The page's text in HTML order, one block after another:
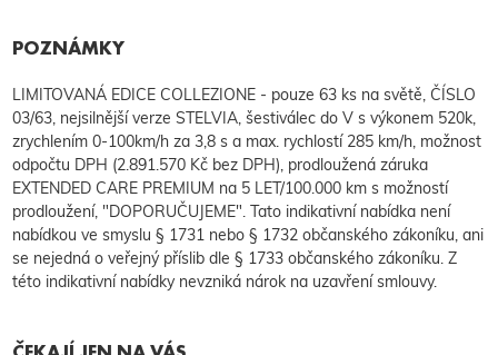
POZNÁMKY
LIMITOVANÁ EDICE COLLEZIONE - pouze 63 ks na světě, ČÍSLO
03/63, nejsilnější verze STELVIA, šestiválec do V s výkonem 520k,
zrychlením 0-100km/h za 3,8 s a max. rychlostí 285 km/h, možnost
odpočtu DPH (2.891.570 Kč bez DPH), prodloužená záruka
EXTENDED CARE PREMIUM na 5 LET/100.000 km s možností
prodloužení, "DOPORUČUJEME". Tato indikativní nabídka není
nabídkou ve smyslu § 1731 nebo § 1732 občanského zákoníku, ani
se nejedná o veřejný příslib dle § 1733 občanského zákoníku. Z
této indikativní nabídky nevzniká nárok na uzavření smlouvy.